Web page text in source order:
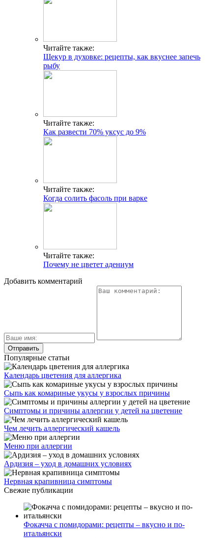
Читайте также:
Щекур в духовке: рецепты, как вкуснее запечь
рыбу
Читайте также:
Как развести 70% уксус до 9%
Читайте также:
Когда солить фасоль при варке
Читайте также:
Почему не цветет адениум
Добавить комментарий
Популярные статьи
Календарь цветения для аллергика
Сыпь как комариные укусы у взрослых причины
Симптомы и причины аллергии у детей на цветение
Чем лечить аллергический кашель
Меню при аллергии
Ардизия – уход в домашних условиях
Нервная крапивница симптомы
Свежие публикации
Фокачча с помидорами: рецепты – вкусно и по-
итальянски